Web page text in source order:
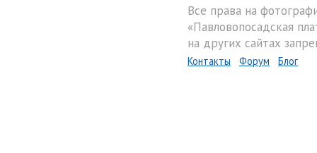
Все права на
«Павловопосадская
на других сайтах
Контакты Форум Блог